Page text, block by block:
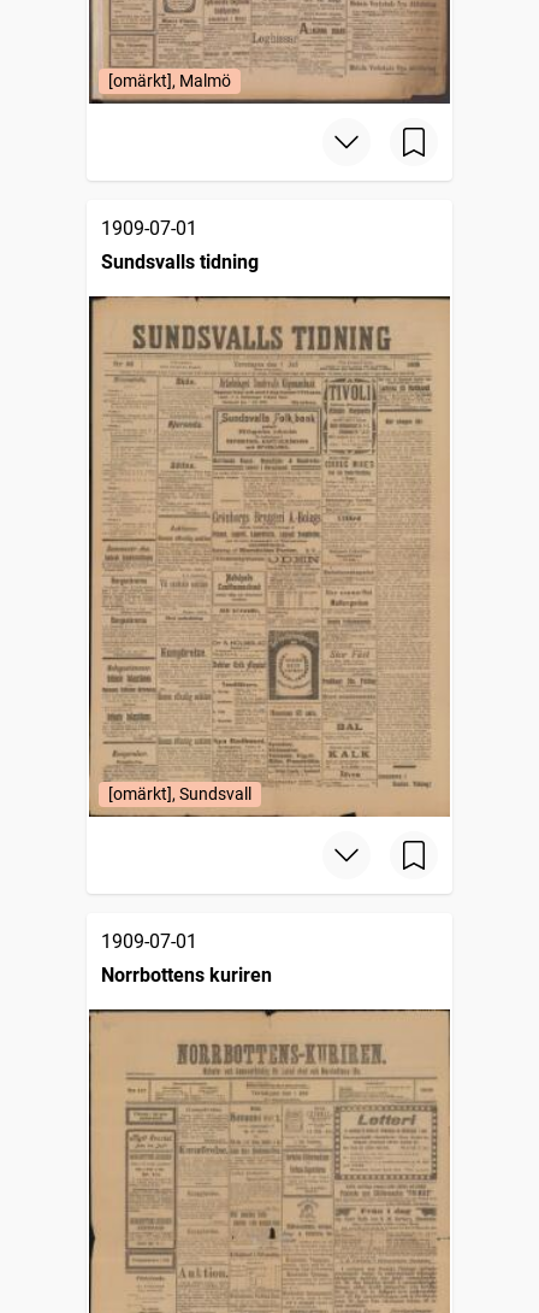
[omärkt], Malmö
1909-07-01
Sundsvalls tidning
[omärkt], Sundsvall
1909-07-01
Norrbottens kuriren